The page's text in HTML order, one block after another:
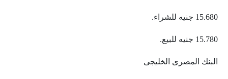
15.680 جنيه للشراء.
15.780 جنيه للبيع.
البنك المصرى الخليجى